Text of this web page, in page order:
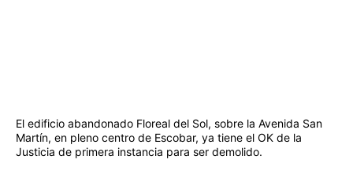
El edificio abandonado Floreal del Sol, sobre la Avenida San
Martín, en pleno centro de Escobar, ya tiene el OK de la
Justicia de primera instancia para ser demolido.